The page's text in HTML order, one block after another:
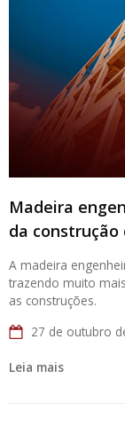
Madeira
da construção
A madeira
trazendo muito
as construções.
27 de outubro
Leia mais